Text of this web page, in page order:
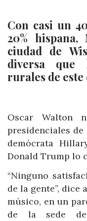
Con casi un
20%
ciudad de
diversa que
rurales de este
Oscar Walton
presidenciales de
demócrata
Donald Trump lo
“Ninguno
de la gente”, dice
músico, en un
de la sede de